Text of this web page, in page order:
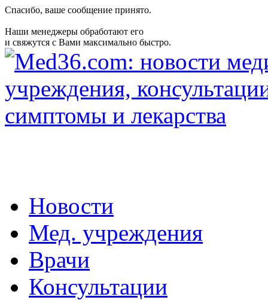
Спасибо, ваше сообщение принято.
Наши менеджеры обработают его
и свяжутся с Вами максимально быстро.
Новости
Мед. учреждения
Врачи
Консультации